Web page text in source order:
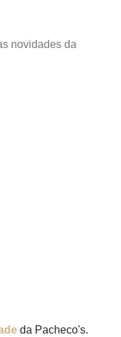
novidades da
da Pacheco's.